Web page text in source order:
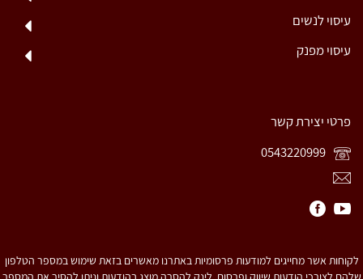
עיסוי לנשים
עיסוי מפנק
פרטי יצירת קשר
לקוחות אשר מחייגים למודעות פרסומיות באתרנו מאשרים בזאת שימוש במספר הטלפון